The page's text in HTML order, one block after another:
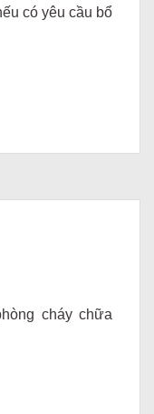
có yêu cầu bổ
cháy chữa